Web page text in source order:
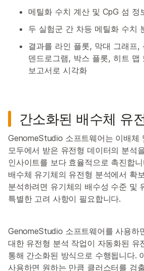
메틸화 수치 계산 및 CpG 섬 정
두 실험군 간 차등 메틸화 수치
결과를 라인 플롯, 막대 그래프,
덴드로그램, 박스 플롯, 히트 맵
보고서로 시각화
간소화된 배수체 유
GenomeStudio 소프트웨어는 이배체
모두에서 받은 유전형 데이터의 분석
인사이트를 보다 효율적으로 촉진합
배수체 유기체의 유전형 분석에서 확
분석하려면 유기체의 배수성 수준 및
특별한 고려 사항이 필요합니다.
GenomeStudio 소프트웨어를 사용하
대한 유전형 분석 작업이 자동화된 유
통해 간소화된 방식으로 수행됩니다.
사용하면 원하는 만큼 클러스터를 검